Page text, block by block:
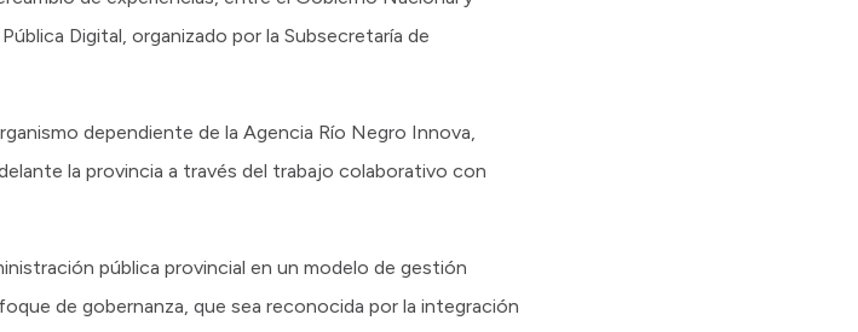
Digital, organizado por la Subsecretaría de
dependiente de la Agencia Río Negro Innova,
la provincia a través del trabajo colaborativo con
pública provincial en un modelo de gestión
de gobernanza, que sea reconocida por la integración